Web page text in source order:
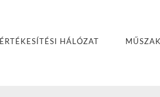
ÉRTÉKESÍTÉSI HÁLÓZAT